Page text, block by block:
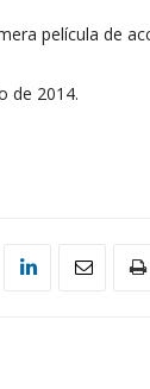
película de
de 2014.